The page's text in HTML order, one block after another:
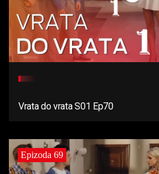
Vrata do vrata S01 Ep70
Epizoda 69